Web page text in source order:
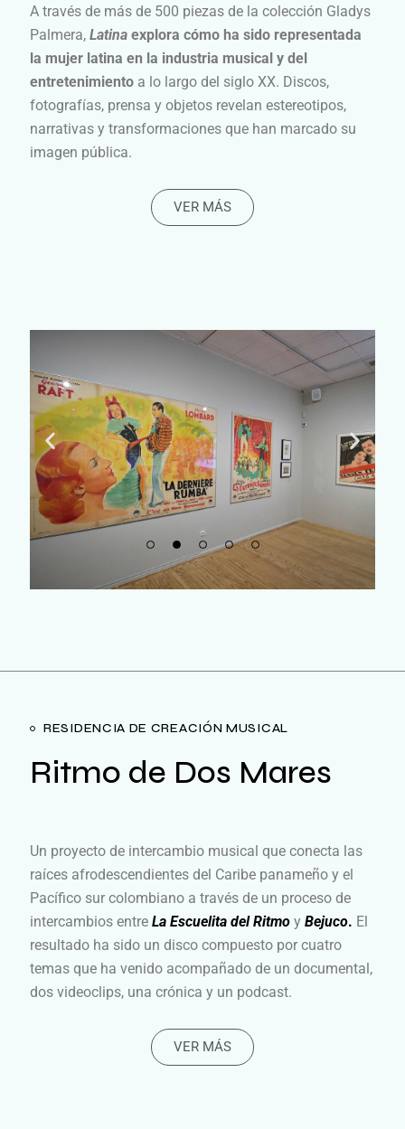
A través de más de 500 piezas de la colección Gladys
Palmera, Latina explora cómo ha sido representada
la mujer latina en la industria musical y del
entretenimiento a lo largo del siglo XX. Discos,
fotografías, prensa y objetos revelan estereotipos,
narrativas y transformaciones que han marcado su
imagen pública.
VER MÁS
RESIDENCIA DE CREACIÓN MUSICAL
Ritmo de Dos Mares
Un proyecto de intercambio musical que conecta las
raíces afrodescendientes del Caribe panameño y el
Pacífico sur colombiano a través de un proceso de
intercambios entre La Escuelita del Ritmo y Bejuco. El
resultado ha sido un disco compuesto por cuatro
temas que ha venido acompañado de un documental,
dos videoclips, una crónica y un podcast.
VER MÁS